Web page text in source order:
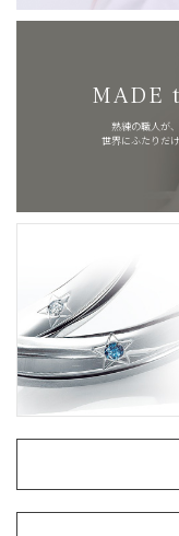
MADE
熟練の職人が
世界にふたりだ